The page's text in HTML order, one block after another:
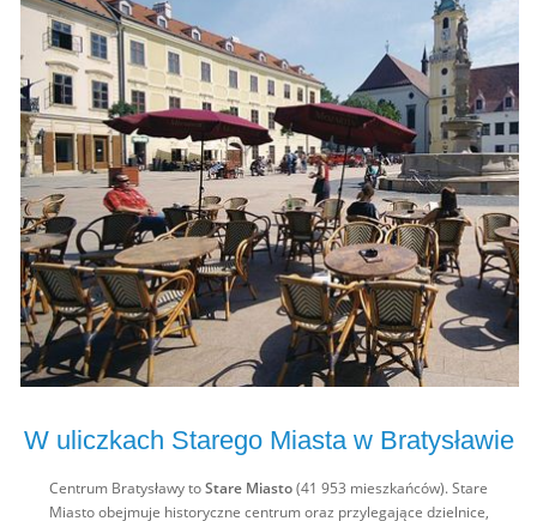
W uliczkach Starego Miasta w Bratysławie
Centrum Bratysławy toStare Miasto(41 953 mieszkańców). Stare
Miasto obejmuje historyczne centrum oraz przylegające dzielnice,